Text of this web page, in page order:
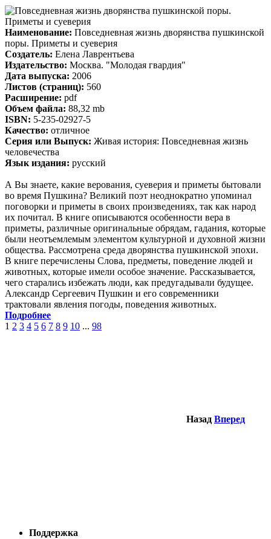
Наименование: Повседневная жизнь дворянства пушкинской
поры. Приметы и суеверия
Создатель: Елена Лаврентьева
Издательство: Москва. "Молодая гвардия"
Дата выпуска: 2006
Листов (страниц): 560
Расширение: pdf
Объем файла: 88,32 mb
ISBN: 5-235-02927-5
Качество: отличное
Серия или Выпуск: Живая история: Повседневная жизнь
человечества
Язык издания: русский
А Вы знаете, какие верования, суеверия и приметы бытовали
во время Пушкина? Великий поэт неоднократно упоминал
поговорки и приметы в своих произведениях, так как народ
их почитал. В книге описываются особенности вера в
приметы, различные оригинальные обрядам, гадания, которые
были неотъемлемым элементом культурной и духовной жизни
общества. Рассмотрена среда дворянства пушкинской эпохи.
В книге перечислены Слова, предметы, поведение людей и
животных, которые имели особое значение. Рассказывается,
чего старались избежать люди, как предугадывали будущее.
Александр Сергеевич Пушкин и его современники
трактовали явления погоды, поведения животных.
Подробнее
1 2 3 4 5 6 7 8 9 10 ... 98
Назад Вперед
Поддержка